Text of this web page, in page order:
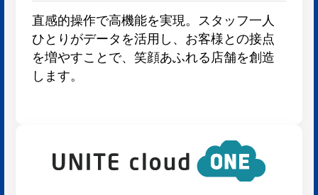
直感的操作で高機能を実現。スタッフ一人
ひとりがデータを活用し、お客様との接点
を増やすことで、笑顔あふれる店舗を創造
します。